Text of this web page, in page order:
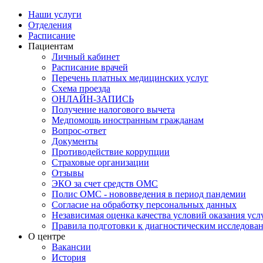
Наши услуги
Отделения
Расписание
Пациентам
Личный кабинет
Расписание врачей
Перечень платных медицинских услуг
Схема проезда
ОНЛАЙН-ЗАПИСЬ
Получение налогового вычета
Медпомощь иностранным гражданам
Вопрос-ответ
Документы
Противодействие коррупции
Страховые организации
Отзывы
ЭКО за счет средств ОМС
Полис ОМС - нововведения в период пандемии
Согласие на обработку персональных данных
Независимая оценка качества условий оказания
Правила подготовки к диагностическим
О центре
Вакансии
История